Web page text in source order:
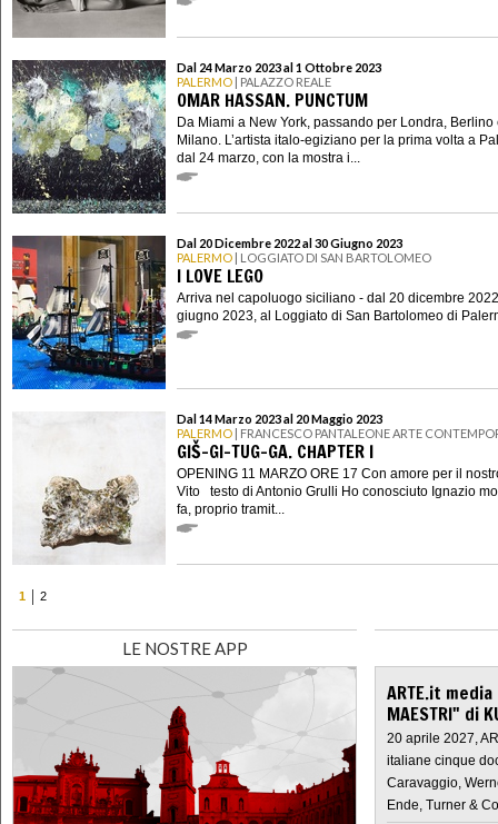
Dal 24 Marzo 2023 al 1 Ottobre 2023
PALERMO | PALAZZO REALE
OMAR HASSAN. PUNCTUM
Da Miami a New York, passando per Londra, Berlino
Milano. L’artista italo-egiziano per la prima volta a
dal 24 marzo, con la mostra i...
Dal 20 Dicembre 2022 al 30 Giugno 2023
PALERMO | LOGGIATO DI SAN BARTOLOMEO
I LOVE LEGO
Arriva nel capoluogo siciliano - dal 20 dicembre
giugno 2023, al Loggiato di San Bartolomeo di
Dal 14 Marzo 2023 al 20 Maggio 2023
PALERMO | FRANCESCO PANTALEONE ARTE
GIŠ-GI-TUG-GA. CHAPTER I
OPENING 11 MARZO ORE 17 Con amore per il
Vito testo di Antonio Grulli Ho conosciuto Ignazio
fa, proprio tramit...
1 2
LE NOSTRE APP
ARTE.it
MAESTRI" di
20 aprile 2027,
italiane cinque
Caravaggio,
Ende, Turner &